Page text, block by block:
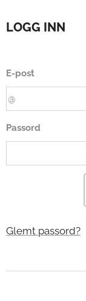
LOGG INN
E-post
Passord
Glemt passord?